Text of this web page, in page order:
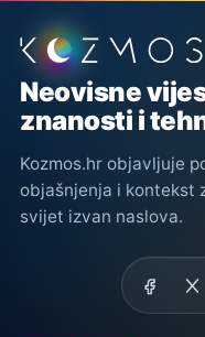
Podnožje
Neovisne
znanosti i
Kozmos.hr objavljuje
objašnjenja i kontekst
svijet izvan naslova.